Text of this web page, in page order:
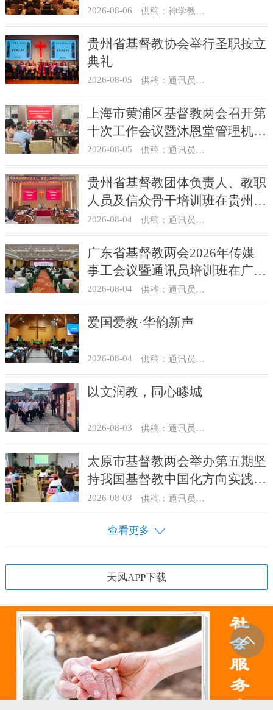
2026-08-06 供稿：神学教育部
贵州省基督教协会举行圣职按立
典礼
2026-08-05 供稿：通讯员 杨菁
上海市黄浦区基督教两会召开第
十次工作会议暨沐恩堂管理机构
七月份联席会议
2026-08-05 供稿：通讯员 景健美
贵州省基督教团体负责人、教职
人员及信众骨干培训班在贵州圣
经学校举办
2026-08-04 供稿：通讯员 杨菁
广东省基督教两会2026年传媒
事工会议暨通讯员培训班在广州
举办
2026-08-04 供稿：通讯员 汪浩
爱国爱教·华韵新声
2026-08-04 供稿：通讯员 景健美
以文润教，同心疁城
2026-08-03 供稿：通讯员 景健美
太原市基督教两会举办第五期坚
持我国基督教中国化方向实践能
力专题培训
2026-08-03 供稿：通讯员 王建春 摄影：史爱梅
查看更多
天风APP下载